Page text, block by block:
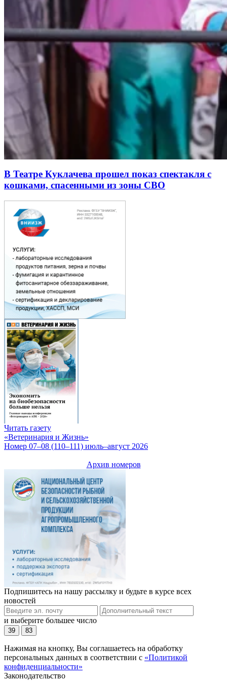
В Театре Куклачева прошел показ спектакля с
кошками, спасенными из зоны СВО
Читать газету
«Ветеринария и Жизнь»
Номер 07–08 (110–111) июль–август 2026
Архив номеров
Подпишитесь на нашу рассылку и будьте в курсе всех
новостей
и выберите большее число
39 83
Нажимая на кнопку, Вы соглашаетесь на обработку
персональных данных в соответствии с «Политикой
конфиденциальности»
Законодательство